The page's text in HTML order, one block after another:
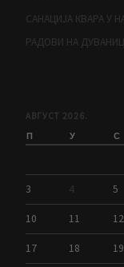
САНАЦИЈА КВАРА У
РАДОВИ НА
АВГУСТ 2026.
П У С
3 4 5
10 11 12
17 18 19